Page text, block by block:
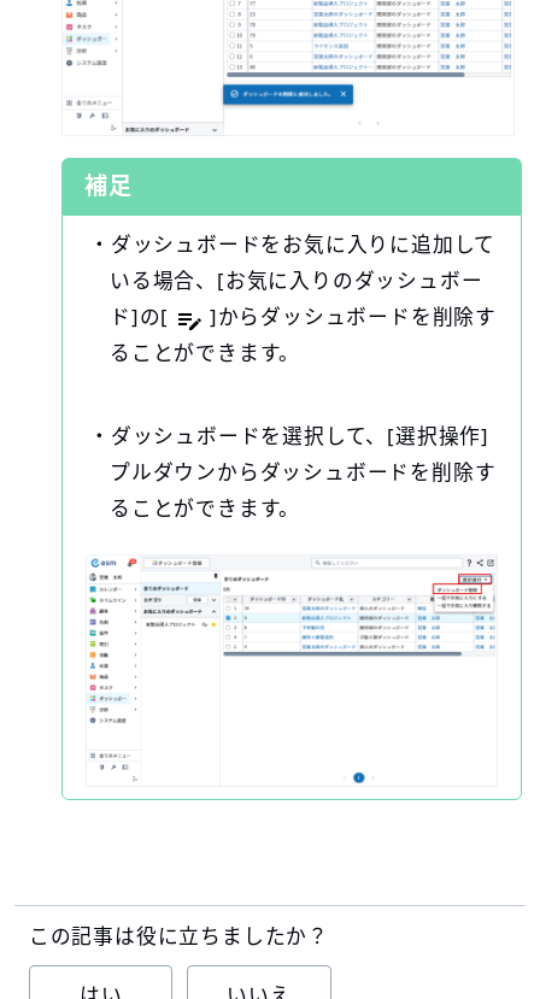
補足
・ダッシュボードをお気に入りに追加して
いる場合、[お気に入りのダッシュボー
ド]の[
]からダッシュボードを削除す
ることができます。
・ダッシュボードを選択して、[選択操作]
プルダウンからダッシュボードを削除す
ることができます。
この記事は役に立ちましたか？